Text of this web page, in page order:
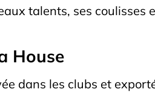
talents, ses coulisses
House
dans les clubs et